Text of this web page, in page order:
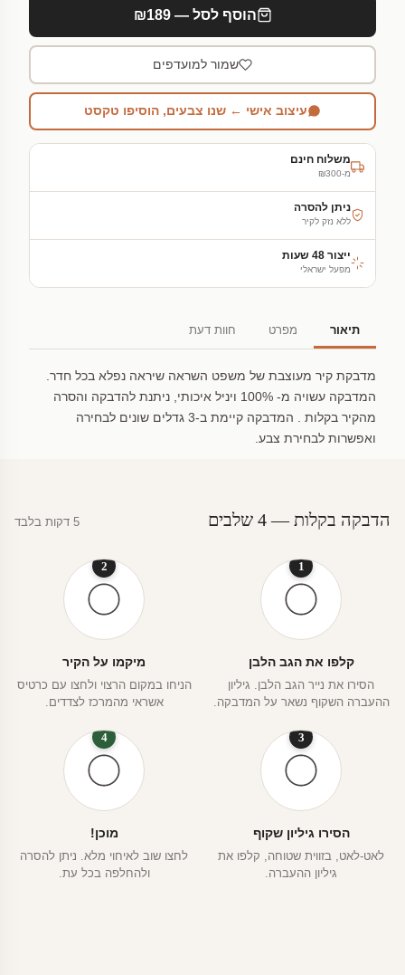
הוסף לסל — ₪189
שמור למועדפים
עיצוב אישי ← שנו צבעים, הוסיפו טקסט
משלוח חינם
מ-₪300
ניתן להסרה
ללא נזק לקיר
ייצור 48 שעות
מפעל ישראלי
תיאור מפרט חוות דעת
מדבקת קיר מעוצבת של משפט השראה שיראה נפלא בכל חדר.
המדבקה עשויה מ- 100% ויניל איכותי, ניתנת להדבקה והסרה
מהקיר בקלות . המדבקה קיימת ב-3 גדלים שונים לבחירה
ואפשרות לבחירת צבע.
הדבקה בקלות — 4 שלבים 5 דקות בלבד
1
קלפו את הגב הלבן
הסירו את נייר הגב הלבן. גיליון
ההעברה השקוף נשאר על המדבקה.
2
מיקמו על הקיר
הניחו במקום הרצוי ולחצו עם כרטיס
אשראי מהמרכז לצדדים.
3
הסירו גיליון שקוף
לאט-לאט, בזווית שטוחה, קלפו את
גיליון ההעברה.
4
מוכן!
לחצו שוב לאיחוי מלא. ניתן להסרה
ולהחלפה בכל עת.